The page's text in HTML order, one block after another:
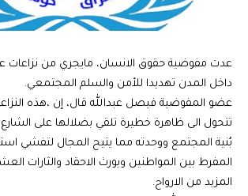
عدت مفوضية حقوق الانسان، مايجري من نزاعات
داخل المدن تهديدا للأمن والسلم المجتمعي.
عضو المفوضية فيصل عبدالله قال، إن ،هذه
تتحول الى ظاهرة خطيرة تلقي بضلالها على
بُنية المجتمع ووحدته مما يتيح المجال لتفشي
المفرط بين المواطنين ويورث الاحقاد والثارات
المزيد من الارواح.